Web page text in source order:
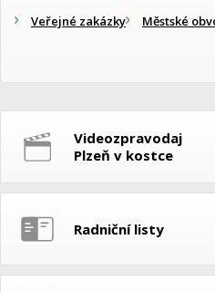
Veřejné zakázky
Městské
Videozpravodaj
Plzeň v kostce
Radniční listy